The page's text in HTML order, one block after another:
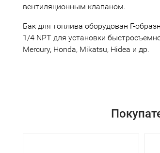
вентиляционным клапаном.
Бак для топлива оборудован Г-
1/4 NPT для установки
Mercury, Honda, Mikatsu, Hidea и др.